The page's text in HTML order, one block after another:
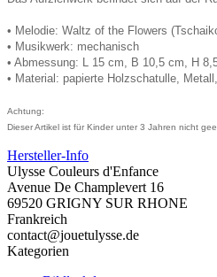
• Melodie: Waltz of the Flowers
• Musikwerk: mechanisch
• Abmessung: L 15 cm, B 10,5 cm, H
• Material: papierte Holzschatulle,
Achtung:
Dieser Artikel ist für Kinder unter 3 Jahren nicht
Hersteller-Info
Ulysse Couleurs d'Enfance
Avenue De Champlevert 16
69520 GRIGNY SUR RHONE
Frankreich
contact@jouetulysse.de
Kategorien